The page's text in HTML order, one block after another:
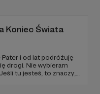
Koniec Świata
Pater i od lat podróżuję
wybieram